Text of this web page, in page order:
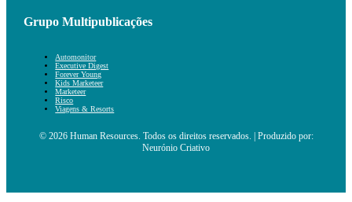
Grupo Multipublicações
Automonitor
Executive Digest
Forever Young
Kids Marketeer
Marketeer
Risco
Viagens & Resorts
© 2026 Human Resources. Todos os direitos reservados. | Produzido por:
Neurónio Criativo